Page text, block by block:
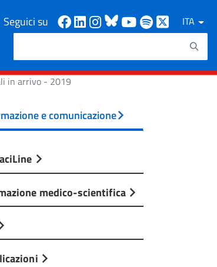
Seguici su Facebook
Linkedin
Instagram
Bluesky
Youtube
Spotify
ITA
Cerca
in arrivo - 2019
e comunicazione
medico-scientifica